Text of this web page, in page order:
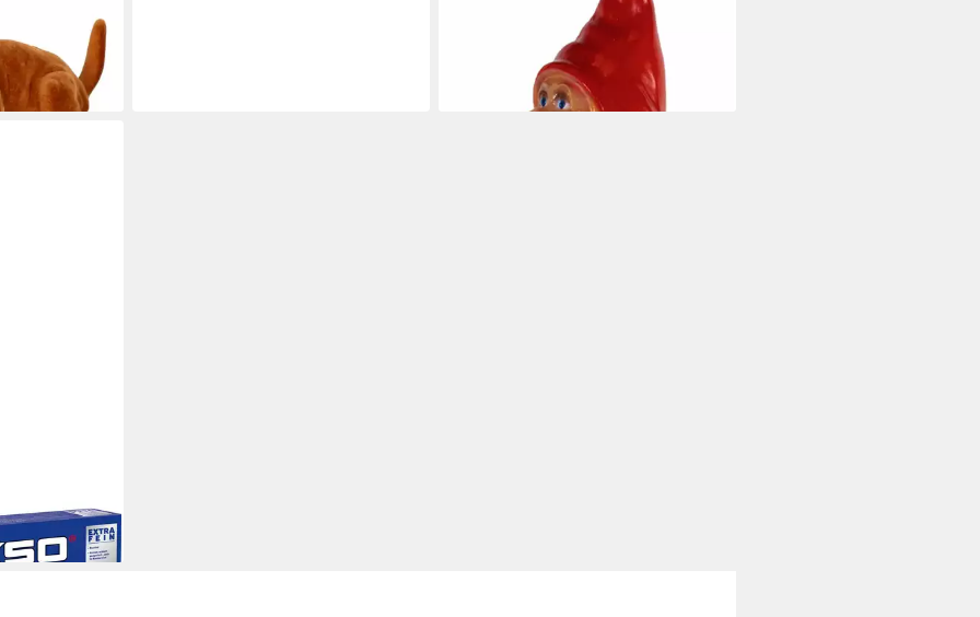
seit Akku
bei dir
Zwergenfrau mit Blumen stehend
aus Kunststoff H 32 cm
lieferbar - in 6-7 Werktagen bei dir
bei dir